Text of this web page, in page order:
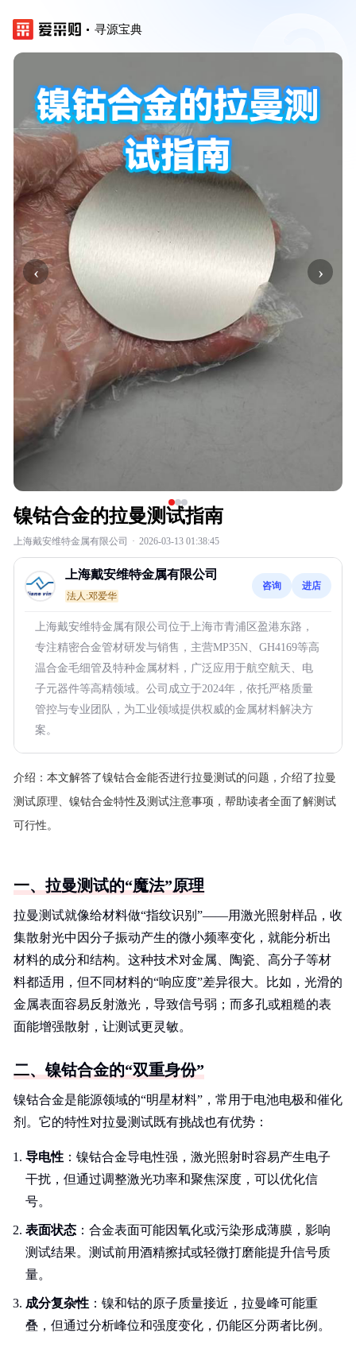
寻源宝典
‹ ›
镍钴合金的拉曼测试指南
上海戴安维特金属有限公司 · 2026-03-13 01:38:45
上海戴安维特金属有限公司
法人:邓爱华
咨询 进店
上海戴安维特金属有限公司位于上海市青浦区盈港东路，
专注精密合金管材研发与销售，主营MP35N、GH4169等高
温合金毛细管及特种金属材料，广泛应用于航空航天、电
子元器件等高精领域。公司成立于2024年，依托严格质量
管控与专业团队，为工业领域提供权威的金属材料解决方
案。
介绍： 本文解答了镍钴合金能否进行拉曼测试的问题，介绍了拉曼
测试原理、镍钴合金特性及测试注意事项，帮助读者全面了解测试
可行性。
一、拉曼测试的“魔法”原理
拉曼测试就像给材料做“指纹识别”——用激光照射样品，收
集散射光中因分子振动产生的微小频率变化，就能分析出
材料的成分和结构。这种技术对金属、陶瓷、高分子等材
料都适用，但不同材料的“响应度”差异很大。比如，光滑的
金属表面容易反射激光，导致信号弱；而多孔或粗糙的表
面能增强散射，让测试更灵敏。
二、镍钴合金的“双重身份”
镍钴合金是能源领域的“明星材料”，常用于电池电极和催化
剂。它的特性对拉曼测试既有挑战也有优势：
导电性 ：镍钴合金导电性强，激光照射时容易产生电子
干扰，但通过调整激光功率和聚焦深度，可以优化信
号。
表面状态 ：合金表面可能因氧化或污染形成薄膜，影响
测试结果。测试前用酒精擦拭或轻微打磨能提升信号质
量。
成分复杂性 ：镍和钴的原子质量接近，拉曼峰可能重
叠，但通过分析峰位和强度变化，仍能区分两者比例。